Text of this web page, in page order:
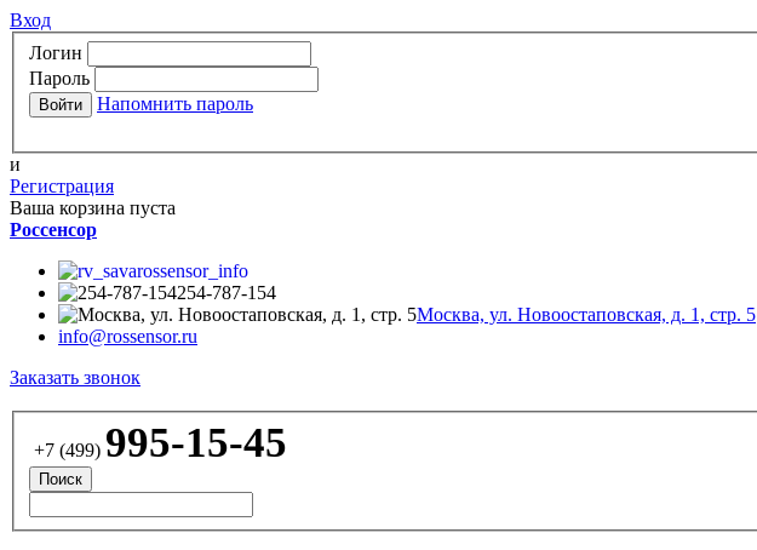
Вход
Логин
Пароль
Напомнить пароль
и
Регистрация
Ваша корзина пуста
Россенсор
rossensor_info
254-787-154
Москва, ул. Новоостаповская, д. 1, стр. 5
info@rossensor.ru
Заказать звонок
+7 (499) 995-15-45